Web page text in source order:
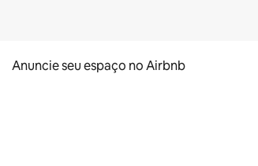
Anuncie seu espaço no Airbnb